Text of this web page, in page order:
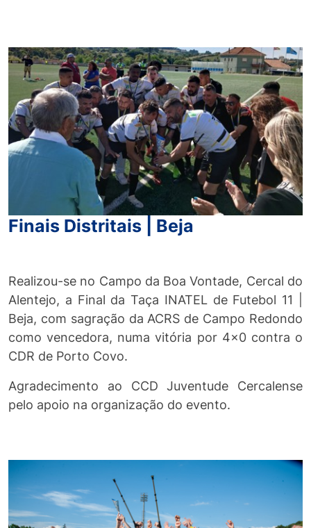
Finais Distritais | Beja
Realizou-se no Campo da Boa Vontade, Cercal do
Alentejo, a Final da Taça INATEL de Futebol 11 |
Beja, com sagração da ACRS de Campo Redondo
como vencedora, numa vitória por 4x0 contra o
CDR de Porto Covo.
Agradecimento ao CCD Juventude Cercalense
pelo apoio na organização do evento.